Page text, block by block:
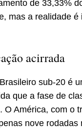
de 33,33%
mas a realidade
acirrada
sub-20 é
que a fase de
O América, com o
nove